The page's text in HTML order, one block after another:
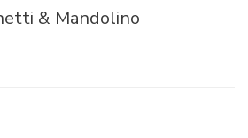
& Mandolino